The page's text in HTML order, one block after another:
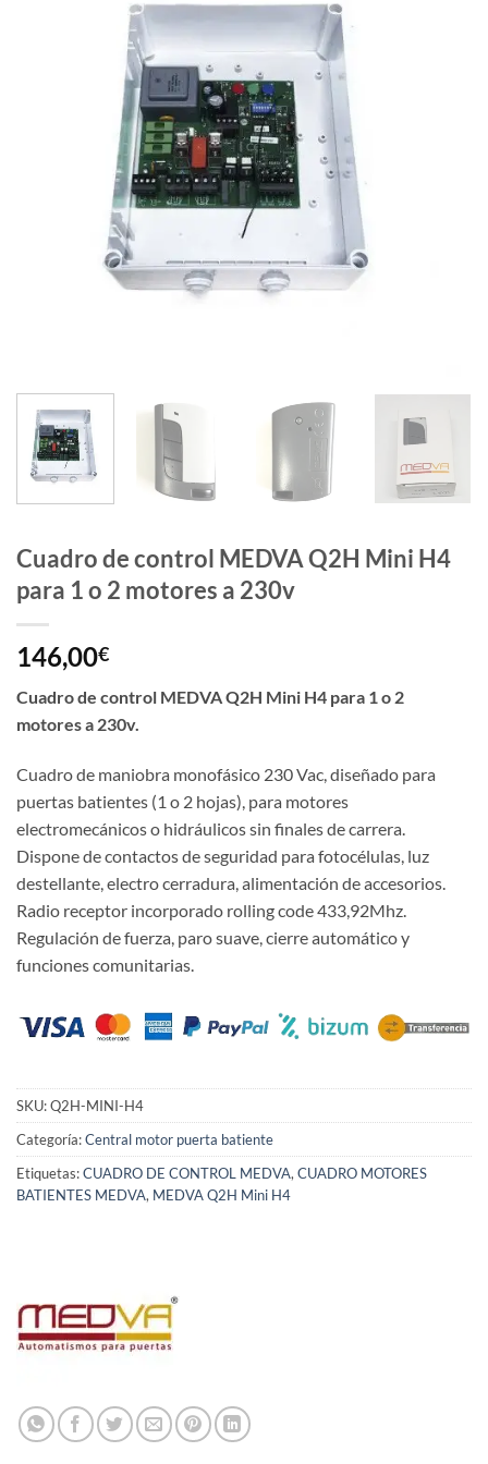
Cuadro de control MEDVA Q2H Mini H4
para 1 o 2 motores a 230v
146,00€
Cuadro de control MEDVA Q2H Mini H4 para 1 o 2
motores a 230v.
Cuadro de maniobra monofásico 230 Vac, diseñado para
puertas batientes (1 o 2 hojas), para motores
electromecánicos o hidráulicos sin finales de carrera.
Dispone de contactos de seguridad para fotocélulas, luz
destellante, electro cerradura, alimentación de accesorios.
Radio receptor incorporado rolling code 433,92Mhz.
Regulación de fuerza, paro suave, cierre automático y
funciones comunitarias.
SKU:Q2H-MINI-H4
Categoría:Central motor puerta batiente
Etiquetas:CUADRO DE CONTROL MEDVA, CUADRO MOTORES
BATIENTES MEDVA, MEDVA Q2H Mini H4